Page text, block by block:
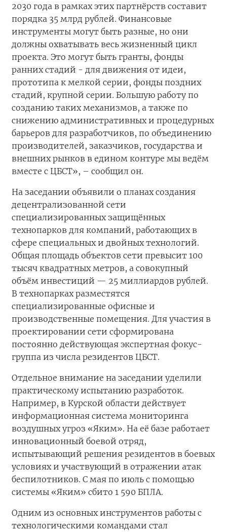
2030 года в рамках этих партнёрств составит
порядка 35 млрд рублей. Финансовые
инструменты могут быть разные, но они
должны охватывать весь жизненный цикл
проекта. Это могут быть гранты, фонды
ранних стадий - для движения от идеи,
прототипа к мелкой серии, фонды поздних
стадий, крупной серии. Большую работу по
созданию таких механизмов, а также по
снижению административных и процедурных
барьеров для разработчиков, по объединению
производителей, заказчиков, государства и
внешних рынков в едином контуре мы ведём
вместе с ЦБСТ», – сообщил он.
На заседании объявили о планах создания
децентрализованной сети
специализированных защищённых
технопарков для компаний, работающих в
сфере специальных и двойных технологий.
Общая площадь объектов сети превысит 100
тысяч квадратных метров, а совокупный
объём инвестиций — 25 миллиардов рублей.
В технопарках разместятся
специализированные офисные и
производственные помещения. Для участия в
проектировании сети сформирована
постоянно действующая экспертная фокус-
группа из числа резидентов ЦБСТ.
Отдельное внимание на заседании уделили
практическому испытанию разработок.
Например, в Курской области действует
информационная система мониторинга
воздушных угроз «Яким». На её базе работает
инновационный боевой отряд,
испытывающий решения резидентов в боевых
условиях и участвующий в отражении атак
беспилотников. С мая по июль с помощью
системы «Яким» сбито 1 590 БПЛА.
Одним из основных инструментов работы с
технологическими командами стал